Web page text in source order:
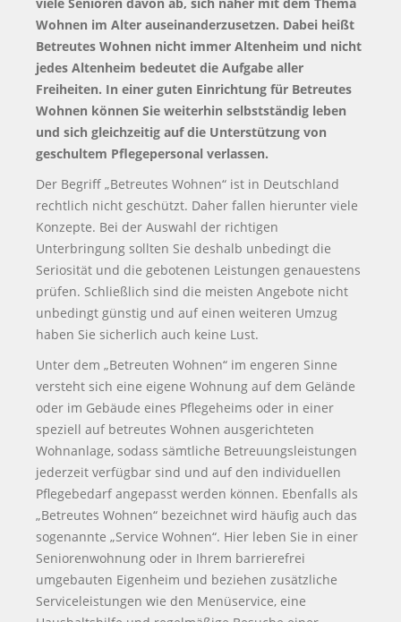
Wohnen im Alter auseinanderzusetzen. Dabei heißt
Betreutes Wohnen nicht immer Altenheim und nicht
jedes Altenheim bedeutet die Aufgabe aller
Freiheiten. In einer guten Einrichtung für Betreutes
Wohnen können Sie weiterhin selbstständig leben
und sich gleichzeitig auf die Unterstützung von
geschultem Pflegepersonal verlassen.
Der Begriff „Betreutes Wohnen“ ist in Deutschland
rechtlich nicht geschützt. Daher fallen hierunter viele
Konzepte. Bei der Auswahl der richtigen
Unterbringung sollten Sie deshalb unbedingt die
Seriosität und die gebotenen Leistungen genauestens
prüfen. Schließlich sind die meisten Angebote nicht
unbedingt günstig und auf einen weiteren Umzug
haben Sie sicherlich auch keine Lust.
Unter dem „Betreuten Wohnen“ im engeren Sinne
versteht sich eine eigene Wohnung auf dem Gelände
oder im Gebäude eines Pflegeheims oder in einer
speziell auf betreutes Wohnen ausgerichteten
Wohnanlage, sodass sämtliche Betreuungsleistungen
jederzeit verfügbar sind und auf den individuellen
Pflegebedarf angepasst werden können. Ebenfalls als
„Betreutes Wohnen“ bezeichnet wird häufig auch das
sogenannte „Service Wohnen“. Hier leben Sie in einer
Seniorenwohnung oder in Ihrem barrierefrei
umgebauten Eigenheim und beziehen zusätzliche
Serviceleistungen wie den Menüservice, eine